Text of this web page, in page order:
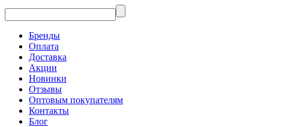
Бренды
Оплата
Доставка
Акции
Новинки
Отзывы
Оптовым покупателям
Контакты
Блог